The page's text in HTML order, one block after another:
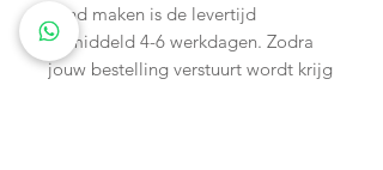
hand maken is de levertijd
gemiddeld 4-6 werkdagen. Zodra
jouw bestelling verstuurt wordt krijg